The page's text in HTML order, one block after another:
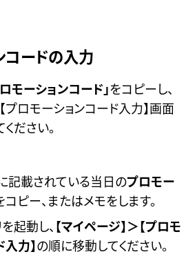
コードの入力
モーションコード」をコピーし、
ロモーションコード入力】画面
ださい。
記載されている当日のプロモー
コピー、またはメモをします。
起動し、 【マイページ】＞【プロモ
力】の順に移動してください。